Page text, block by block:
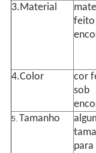
3.Material
feito
4.Color
cor
sob
5. Tamanho
para